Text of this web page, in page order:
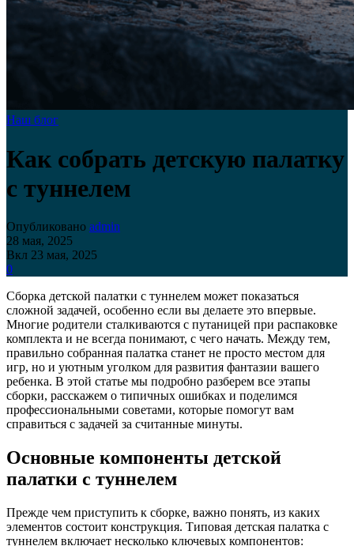
Наш блог
Как собрать детскую палатку
с туннелем
Опубликовано admin
28 мая, 2025
Вкл 23 мая, 2025
0
Сборка детской палатки с туннелем может показаться
сложной задачей, особенно если вы делаете это впервые.
Многие родители сталкиваются с путаницей при распаковке
комплекта и не всегда понимают, с чего начать. Между тем,
правильно собранная палатка станет не просто местом для
игр, но и уютным уголком для развития фантазии вашего
ребенка. В этой статье мы подробно разберем все этапы
сборки, расскажем о типичных ошибках и поделимся
профессиональными советами, которые помогут вам
справиться с задачей за считанные минуты.
Основные компоненты детской
палатки с туннелем
Прежде чем приступить к сборке, важно понять, из каких
элементов состоит конструкция. Типовая детская палатка с
туннелем включает несколько ключевых компонентов: